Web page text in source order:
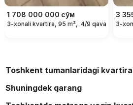
1 708 000 000 сўм
3-xonali kvartira, 95 m², 4/9 qavat
3
3-
Toshkent tumanlaridagi
Shuningdek qarang